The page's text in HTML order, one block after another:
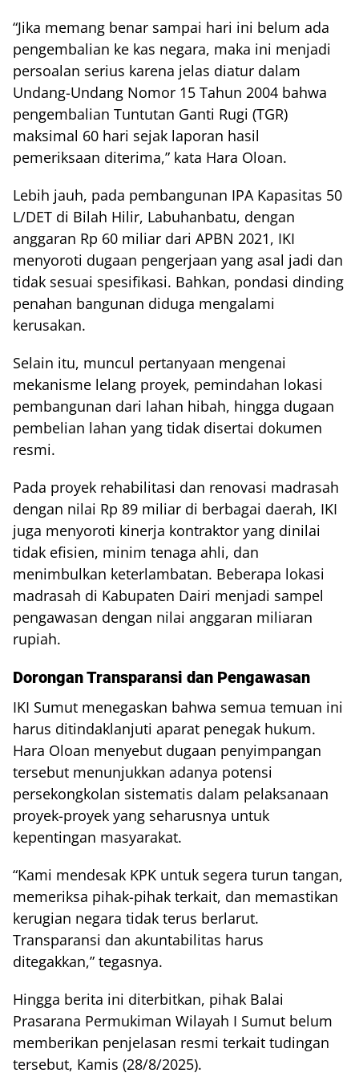
“Jika memang benar sampai hari ini belum ada
pengembalian ke kas negara, maka ini menjadi
persoalan serius karena jelas diatur dalam
Undang-Undang Nomor 15 Tahun 2004 bahwa
pengembalian Tuntutan Ganti Rugi (TGR)
maksimal 60 hari sejak laporan hasil
pemeriksaan diterima,” kata Hara Oloan.
Lebih jauh, pada pembangunan IPA Kapasitas 50
L/DET di Bilah Hilir, Labuhanbatu, dengan
anggaran Rp 60 miliar dari APBN 2021, IKI
menyoroti dugaan pengerjaan yang asal jadi dan
tidak sesuai spesifikasi. Bahkan, pondasi dinding
penahan bangunan diduga mengalami
kerusakan.
Selain itu, muncul pertanyaan mengenai
mekanisme lelang proyek, pemindahan lokasi
pembangunan dari lahan hibah, hingga dugaan
pembelian lahan yang tidak disertai dokumen
resmi.
Pada proyek rehabilitasi dan renovasi madrasah
dengan nilai Rp 89 miliar di berbagai daerah, IKI
juga menyoroti kinerja kontraktor yang dinilai
tidak efisien, minim tenaga ahli, dan
menimbulkan keterlambatan. Beberapa lokasi
madrasah di Kabupaten Dairi menjadi sampel
pengawasan dengan nilai anggaran miliaran
rupiah.
Dorongan Transparansi dan Pengawasan
IKI Sumut menegaskan bahwa semua temuan ini
harus ditindaklanjuti aparat penegak hukum.
Hara Oloan menyebut dugaan penyimpangan
tersebut menunjukkan adanya potensi
persekongkolan sistematis dalam pelaksanaan
proyek-proyek yang seharusnya untuk
kepentingan masyarakat.
“Kami mendesak KPK untuk segera turun tangan,
memeriksa pihak-pihak terkait, dan memastikan
kerugian negara tidak terus berlarut.
Transparansi dan akuntabilitas harus
ditegakkan,” tegasnya.
Hingga berita ini diterbitkan, pihak Balai
Prasarana Permukiman Wilayah I Sumut belum
memberikan penjelasan resmi terkait tudingan
tersebut, Kamis (28/8/2025).